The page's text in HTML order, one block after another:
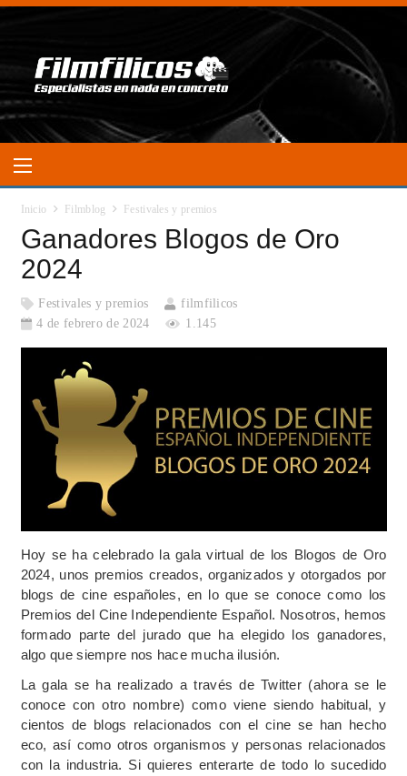
Inicio Filmblog Festivales y premios
Ganadores Blogos de Oro
2024
Festivales y premios
filmfilicos
4 de febrero de 2024
1.145
Hoy se ha celebrado la gala virtual de los Blogos de Oro
2024, unos premios creados, organizados y otorgados por
blogs de cine españoles, en lo que se conoce como los
Premios del Cine Independiente Español. Nosotros, hemos
formado parte del jurado que ha elegido los ganadores,
algo que siempre nos hace mucha ilusión.
La gala se ha realizado a través de Twitter (ahora se le
conoce con otro nombre) como viene siendo habitual, y
cientos de blogs relacionados con el cine se han hecho
eco, así como otros organismos y personas relacionados
con la industria. Si quieres enterarte de todo lo sucedido